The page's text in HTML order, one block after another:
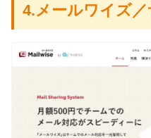
4.メールワイズ